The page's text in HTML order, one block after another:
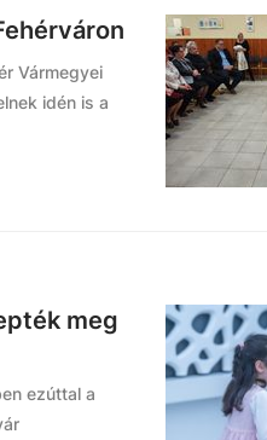
Vármegyei
idén is a
meg
ezúttal a